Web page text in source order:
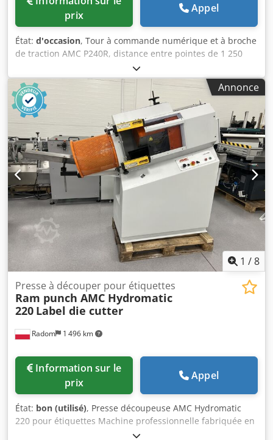
prix
Appel
État: d'occasion, Tour à commande numérique et à broche
de traction AMC P240R, distance entre pointes de 1 250
Annonce
1 /8
Radom 1 496 km
Presse à découper pour étiquettes
Ram punch AMC Hydromatic
220 Label die cutter
prix
Appel
État: bon (utilisé), Presse découpeuse AMC Hydromatic
220 pour étiquettes Machine professionnelle fabriquée en
Italie. AMC est un leader mondial dans la fabrication de